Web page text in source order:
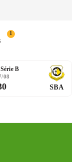
1
B
08
SBA